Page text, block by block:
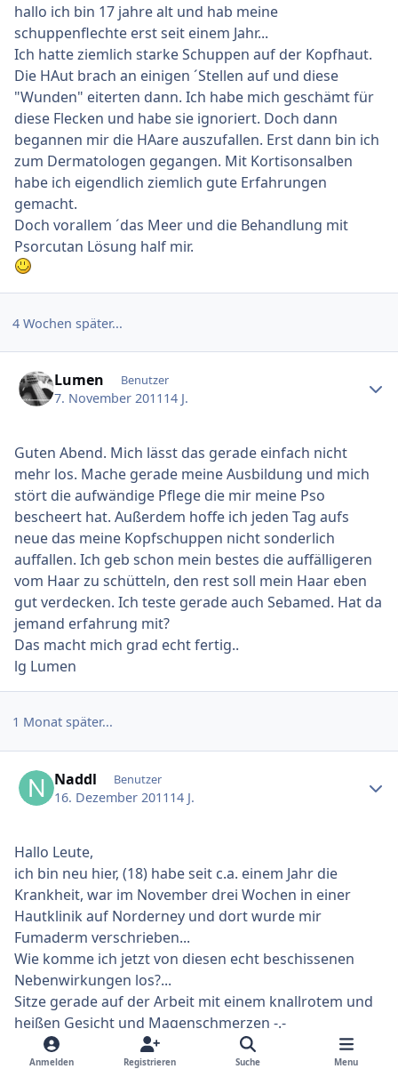
hallo ich bin 17 jahre alt und hab meine
schuppenflechte erst seit einem Jahr...
Ich hatte ziemlich starke Schuppen auf der Kopfhaut.
Die HAut brach an einigen ´Stellen auf und diese
"Wunden" eiterten dann. Ich habe mich geschämt für
diese Flecken und habe sie ignoriert. Doch dann
begannen mir die HAare auszufallen. Erst dann bin ich
zum Dermatologen gegangen. Mit Kortisonsalben
habe ich eigendlich ziemlich gute Erfahrungen
gemacht.
Doch vorallem ´das Meer und die Behandlung mit
Psorcutan Lösung half mir.
4 Wochen später...
Lumen Benutzer
7. November 2011 14 J.
Guten Abend. Mich lässt das gerade einfach nicht
mehr los. Mache gerade meine Ausbildung und mich
stört die aufwändige Pflege die mir meine Pso
bescheert hat. Außerdem hoffe ich jeden Tag aufs
neue das meine Kopfschuppen nicht sonderlich
auffallen. Ich geb schon mein bestes die auffälligeren
vom Haar zu schütteln, den rest soll mein Haar eben
gut verdecken. Ich teste gerade auch Sebamed. Hat da
jemand erfahrung mit?
Das macht mich grad echt fertig..
lg Lumen
1 Monat später...
Naddl Benutzer
16. Dezember 2011 14 J.
Hallo Leute,
ich bin neu hier, (18) habe seit c.a. einem Jahr die
Krankheit, war im November drei Wochen in einer
Hautklinik auf Norderney und dort wurde mir
Fumaderm verschrieben...
Wie komme ich jetzt von diesen echt beschissenen
Nebenwirkungen los?...
Sitze gerade auf der Arbeit mit einem knallrotem und
heißen Gesicht und Magenschmerzen -.-
Liebe Grüße
Anmelden Registrieren Suche Menu